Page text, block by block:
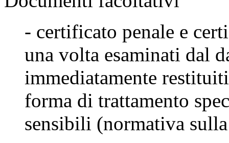
- certificato penale e
una volta esaminati dal
immediatamente
forma di trattamento
sensibili (normativa